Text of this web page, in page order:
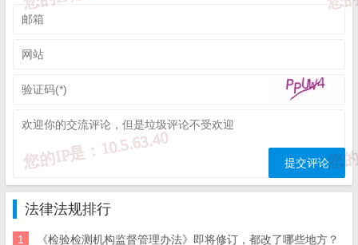
要求，并与有关标准协调配套。
比达标、监管主体和职责等事项。
禁止利用行业标准实施妨碍商品、服务自由流通等排除、限
制市场竞争的行为。
第七条 国务院标准化行政主管部门统一指导、协调、监督行
业标准的制定及相关管理工作。国务院标准化行政主管部门建立全
法律法规排行
1 《检验检测机构监督管理办法》即将修订，都改了哪些地方？